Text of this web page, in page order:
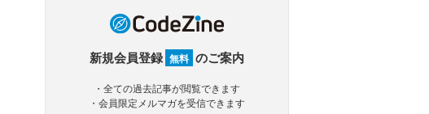
新規会員登録 無料 のご案内
・全ての過去記事が閲覧できます
・会員限定メルマガを受信できます